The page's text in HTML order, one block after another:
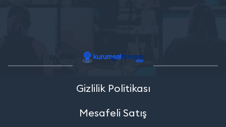
Gizlilik Politikası
Mesafeli Satış